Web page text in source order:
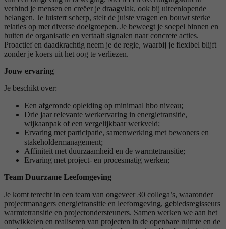
verbind je mensen en creëer je draagvlak, ook bij uiteenlopende
belangen. Je luistert scherp, stelt de juiste vragen en bouwt sterke
relaties op met diverse doelgroepen. Je beweegt je soepel binnen en
buiten de organisatie en vertaalt signalen naar concrete acties.
Proactief en daadkrachtig neem je de regie, waarbij je flexibel blijft
zonder je koers uit het oog te verliezen.
Jouw ervaring
Je beschikt over:
Een afgeronde opleiding op minimaal hbo niveau;
Drie jaar relevante werkervaring in energietransitie,
wijkaanpak of een vergelijkbaar werkveld;
Ervaring met participatie, samenwerking met bewoners en
stakeholdermanagement;
Affiniteit met duurzaamheid en de warmtetransitie;
Ervaring met project- en procesmatig werken;
Team Duurzame Leefomgeving
Je komt terecht in een team van ongeveer 30 collega’s, waaronder
projectmanagers energietransitie en leefomgeving, gebiedsregisseurs
warmtetransitie en projectondersteuners. Samen werken we aan het
ontwikkelen en realiseren van projecten in de openbare ruimte en de